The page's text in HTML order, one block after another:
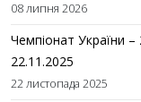
08 липня 2026
Чемпіонат України
22.11.2025
22 листопада 2025